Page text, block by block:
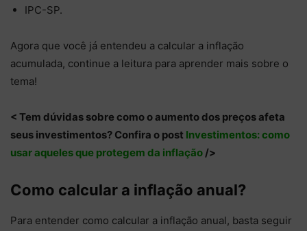
IPC-SP.
Agora que você já entendeu a calcular a inflação
acumulada, continue a leitura para aprender mais sobre o
tema!
< Tem dúvidas sobre como o aumento dos preços afeta
seus investimentos? Confira o post Investimentos: como
usar aqueles que protegem da inflação />
Como calcular a inflação anual?
Para entender como calcular a inflação anual, basta seguir